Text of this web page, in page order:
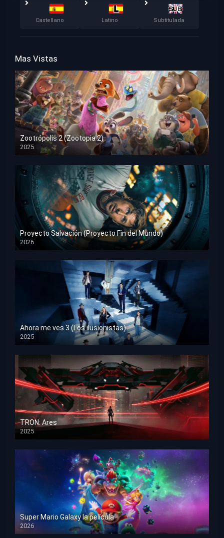
Castellano Latino Subtitulada
Mas Vistas
Zootrópolis 2 (Zootopia 2)
2025
HD 1080p
Proyecto Salvación (Proyecto Fin del Mundo)
2026
HD 1080p
Ahora me ves 3 (Los ilusionistas)
2025
HD 1080p
TRON: Ares
2025
HD 1080p
Super Mario Galaxy la película
2026
HD 1080p